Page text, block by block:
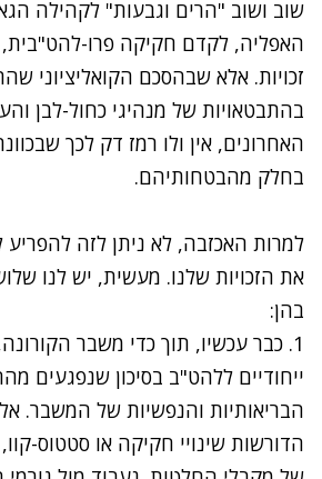
שוב ושוב "הרים וגבעות" לקהילה
האפליה, לקדם חקיקה פרו-
זכויות. אלא שבהסכם הקואליציוני
בהתבטאויות של מנהיגי כחול-לבן
האחרונים, אין ולו רמז דק לכך
בחלק מהבטחותיהם.
נתקלנו בבעיה
נסה שוב
למרות האכזבה, לא ניתן לזה להפריע
את הזכויות שלנו. מעשית, יש לנו
בהן:
1. כבר עכשיו, תוך כדי משבר
ייחודיים ללהט"ב בסיכון שנפגעים
הבריאותיות והנפשיות של המשבר.
הדורשות שינויי חקיקה או סטטוס-